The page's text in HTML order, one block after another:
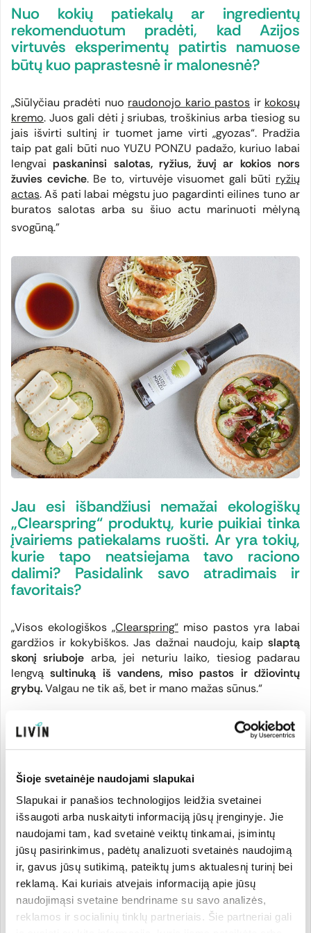
Šioje svetainėje naudojami slapukai
Slapukai ir panašios technologijos leidžia svetainei
išsaugoti arba nuskaityti informaciją jūsų įrenginyje. Jie
naudojami tam, kad svetainė veiktų tinkamai, įsimintų
jūsų pasirinkimus, padėtų analizuoti svetainės naudojimą
ir, gavus jūsų sutikimą, pateiktų jums aktualesnį turinį bei
reklamą. Kai kuriais atvejais informaciją apie jūsų
naudojimąsi svetaine bendriname su savo analizės,
reklamos ir socialinių tinklų partneriais. Šie partneriai gali
Nuo kokių patiekalų ar ingredientų
rekomenduotum pradėti, kad Azijos
virtuvės eksperimentų patirtis namuose
būtų kuo paprastesnė ir malonesnė?
„Siūlyčiau pradėti nuo raudonojo kario pastos ir kokosų
kremo. Juos gali dėti į sriubas, troškinius arba tiesiog su
jais išvirti sultinį ir tuomet jame virti „gyozas“. Pradžia
taip pat gali būti nuo YUZU PONZU padažo, kuriuo labai
lengvaipaskaninsi salotas, ryžius, žuvį ar kokios nors
žuvies ceviche. Be to, virtuvėje visuomet gali būti ryžių
actas. Aš pati labai mėgstu juo pagardinti eilines tuno ar
buratos salotas arba su šiuo actu marinuoti mėlyną
svogūną.”
Jau esi išbandžiusi nemažai ekologiškų
„Clearspring“ produktų, kurie puikiai tinka
įvairiems patiekalams ruošti. Ar yra tokių,
kurie tapo neatsiejama tavo raciono
dalimi? Pasidalink savo atradimais ir
favoritais?
„Visos ekologiškos „Clearspring“ miso pastos yra labai
gardžios ir kokybiškos. Jas dažnai naudoju, kaip slaptą
skonį sriuboje arba, jei neturiu laiko, tiesiog padarau
lengvąsultinuką iš vandens, miso pastos ir džiovintų
grybų.Valgau ne tik aš, bet ir mano mažas sūnus.“
„Taip pat mūsų namuose mėgstamas „Clearspring“
šilkinis tofu
, kuris yra puikus antrininkas puriam omletui.
favoritų sąrašą įdėčiau „Yuzu Ponzu“ padažą ir
makaronus „Soba“. Jie ne tik sveiki, bet ir puikios
tekstūros azijietiškoje sriuboje ar tiesiog greitame
makaronų patiekale.”